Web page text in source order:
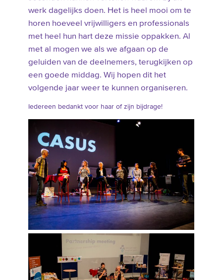
werk dagelijks doen. Het is heel mooi om te
horen hoeveel vrijwilligers en professionals
met heel hun hart deze missie oppakken. Al
met al mogen we als we afgaan op de
geluiden van de deelnemers, terugkijken op
een goede middag. Wij hopen dit het
volgende jaar weer te kunnen organiseren.
Iedereen bedankt voor haar of zijn bijdrage!